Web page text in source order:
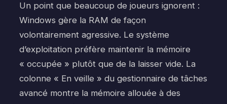
Un point que beaucoup de joueurs ignorent :
Windows gère la RAM de façon
volontairement agressive. Le système
d’exploitation préfère maintenir la mémoire
« occupée » plutôt que de la laisser vide. La
colonne « En veille » du gestionnaire de tâches
avancé montre la mémoire allouée à des